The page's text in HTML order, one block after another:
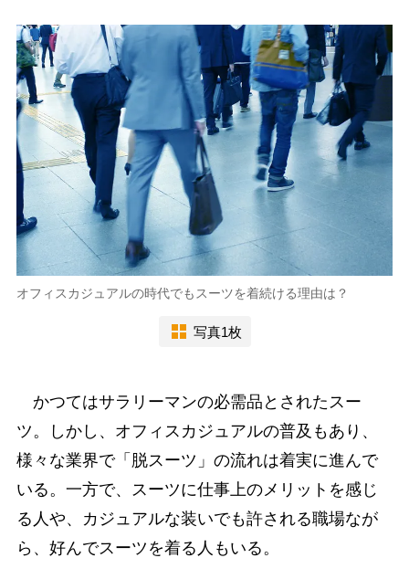
オフィスカジュアルの時代でもスーツを着続ける理由は？
写真1枚
かつてはサラリーマンの必需品とされたスー
ツ。しかし、オフィスカジュアルの普及もあり、
様々な業界で「脱スーツ」の流れは着実に進んで
いる。一方で、スーツに仕事上のメリットを感じ
る人や、カジュアルな装いでも許される職場なが
ら、好んでスーツを着る人もいる。